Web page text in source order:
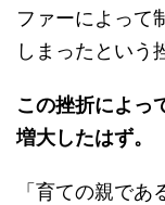
ファーによって
しまったという
この挫折によっ
増大したはず。
「育ての親で